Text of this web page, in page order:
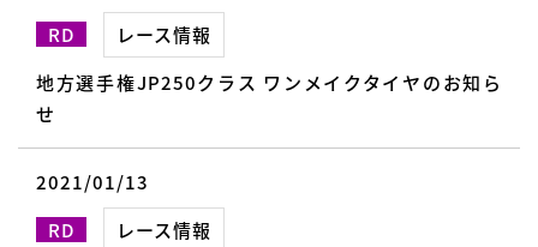
RD
レース情報
地方選手権JP250クラス ワンメイクタイヤのお知ら
せ
2021/01/13
RD
レース情報